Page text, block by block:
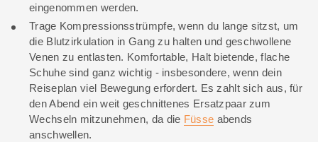
eingenommen werden.
Trage Kompressionsstrümpfe, wenn du lange sitzst, um
die Blutzirkulation in Gang zu halten und geschwollene
Venen zu entlasten. Komfortable, Halt bietende, flache
Schuhe sind ganz wichtig - insbesondere, wenn dein
Reiseplan viel Bewegung erfordert. Es zahlt sich aus, für
den Abend ein weit geschnittenes Ersatzpaar zum
Wechseln mitzunehmen, da die Füsse abends
anschwellen.